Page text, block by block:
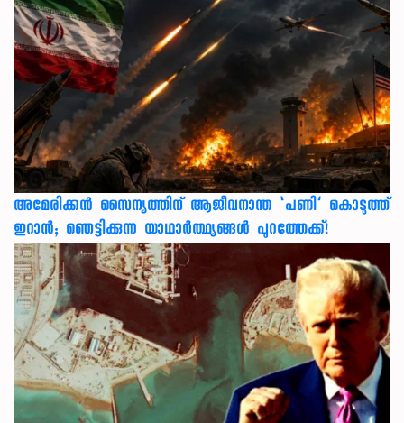
അമേരിക്കൻ സൈന്യത്തിന് ആജീവനാന്ത ‘പണി’ കൊടുത്ത്
ഇറാൻ; ഞെട്ടിക്കുന്ന യാഥാർത്ഥ്യങ്ങൾ പുറത്തേക്ക്!